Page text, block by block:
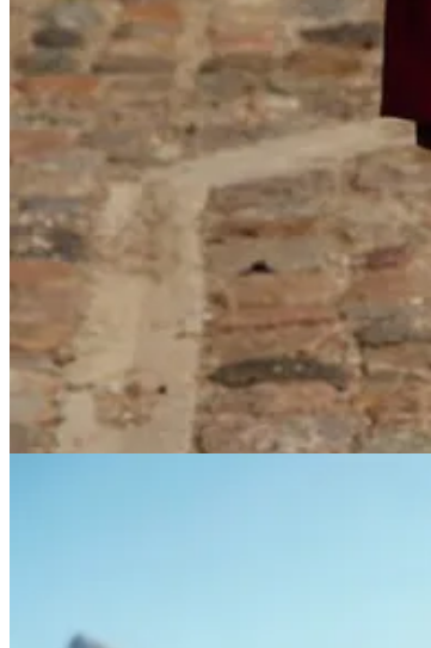
La IA, el nuevo oráculo de la moda
Gonzalo Solla, especialista en Business Intelligence
«Es importante saber cuántas camisetas vamos a
temporada. Eso se traduce en dinero», me dice por
Pero la IA no solo ayuda a combatir la
distintas de una cazadora. Normalmente, eso implica
opciones muy distintas entre sí», me explica.
Así, la aplicación de la tecnología en la industria de la
afluencia en tienda, el análisis del comportamiento del
compañía usa la IA para ayudar a las firmas de moda
tradicional no podríamos hacer», me explica Roser
Lo ejemplifica con el caso de Pronovias, con quienes
óptimas, llevar a las modelos a un entorno nevado,